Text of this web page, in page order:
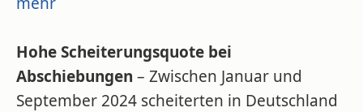
Hohe Scheiterungsquote bei
Abschiebungen – Zwischen Januar und
September 2024 scheiterten in Deutschland